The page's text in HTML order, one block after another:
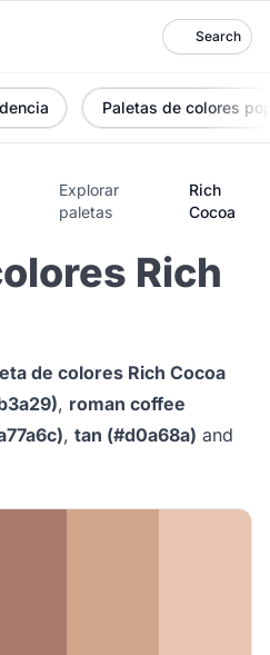
Search
Paletas de colores
Explorar
paletas
Rich
Cocoa
Rich
de colores Rich Cocoa
, roman coffee
, tan (#d0a68a) and